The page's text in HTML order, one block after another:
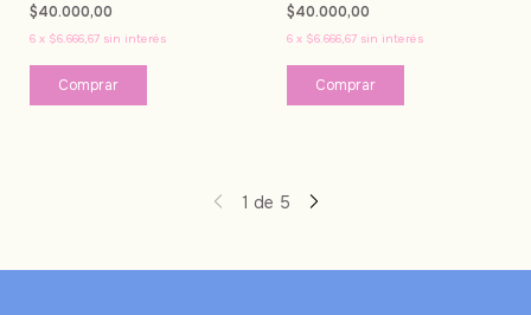
$40.000,00
6 x $6.666,67 sin interés
Comprar
$40.000,00
6 x $6.666,67 sin interés
Comprar
1 de 5